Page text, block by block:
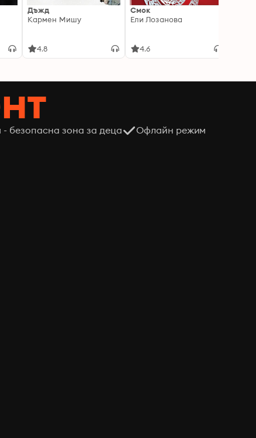
Дъжд
Кармен Мишу
4.8
Смок
Ели Лозанова
4.6
безопасна зона за деца Офлайн режим